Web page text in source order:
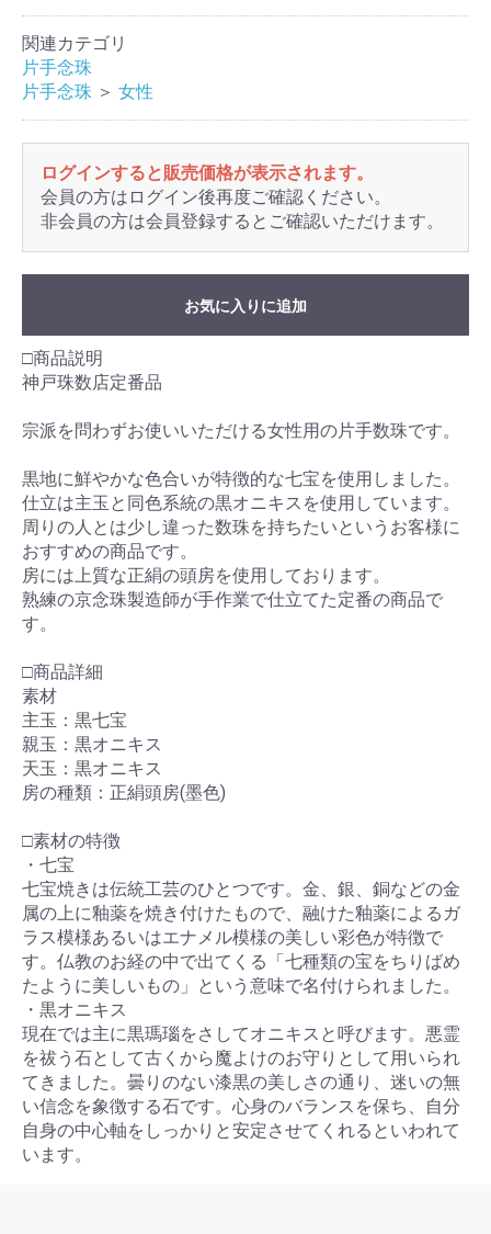
関連カテゴリ
片手念珠
片手念珠 ＞ 女性
ログインすると販売価格が表示されます。
会員の方はログイン後再度ご確認ください。
非会員の方は会員登録するとご確認いただけます。
お気に入りに追加
□商品説明
神戸珠数店定番品
宗派を問わずお使いいただける女性用の片手数珠です。
黒地に鮮やかな色合いが特徴的な七宝を使用しました。
仕立は主玉と同色系統の黒オニキスを使用しています。
周りの人とは少し違った数珠を持ちたいというお客様に
おすすめの商品です。
房には上質な正絹の頭房を使用しております。
熟練の京念珠製造師が手作業で仕立てた定番の商品で
す。
□商品詳細
素材
主玉：黒七宝
親玉：黒オニキス
天玉：黒オニキス
房の種類：正絹頭房(墨色)
□素材の特徴
・七宝
七宝焼きは伝統工芸のひとつです。金、銀、銅などの金
属の上に釉薬を焼き付けたもので、融けた釉薬によるガ
ラス模様あるいはエナメル模様の美しい彩色が特徴で
す。仏教のお経の中で出てくる「七種類の宝をちりばめ
たように美しいもの」という意味で名付けられました。
・黒オニキス
現在では主に黒瑪瑙をさしてオニキスと呼びます。悪霊
を祓う石として古くから魔よけのお守りとして用いられ
てきました。曇りのない漆黒の美しさの通り、迷いの無
い信念を象徴する石です。心身のバランスを保ち、自分
自身の中心軸をしっかりと安定させてくれるといわれて
います。